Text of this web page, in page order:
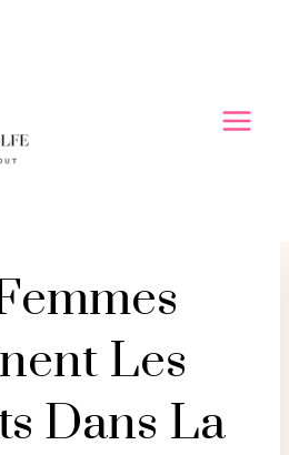
Les
Dans La